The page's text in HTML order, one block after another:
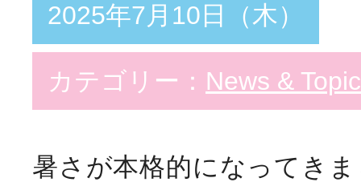
勤務・福利厚生
病院説明会
2025年7月10日（木）
カテゴリー： News &
暑さが本格的になってき